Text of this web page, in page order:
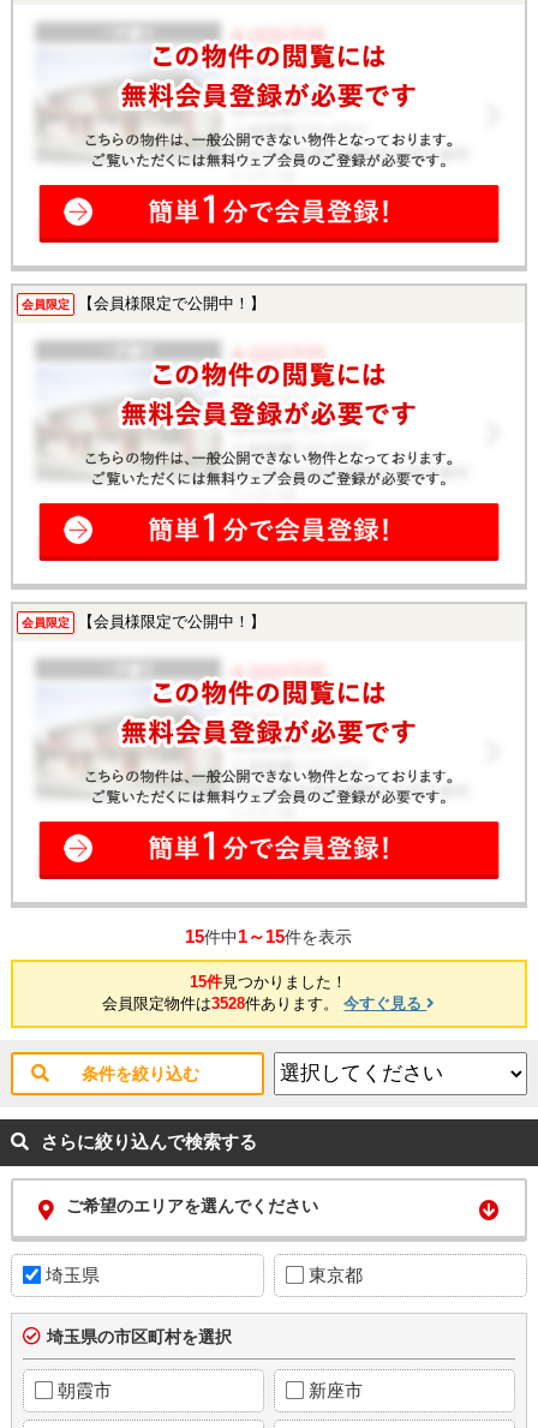
会員限定 【会員様限定で公開中！】
会員限定 【会員様限定で公開中！】
15件中1～15件を表示
15件見つかりました！
会員限定物件は3528件あります。今すぐ見る
条件を絞り込む
さらに絞り込んで検索する
ご希望のエリアを選んでください
埼玉県 東京都
埼玉県の市区町村を選択
朝霞市 新座市